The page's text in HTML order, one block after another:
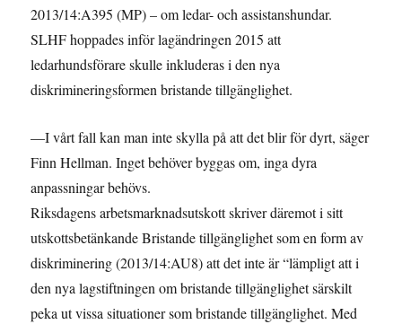
2013/14:A395 (MP) – om ledar- och assistanshundar.
SLHF hoppades inför lagändringen 2015 att
ledarhundsförare skulle inkluderas i den nya
diskrimineringsformen bristande tillgänglighet.
—I vårt fall kan man inte skylla på att det blir för dyrt, säger
Finn Hellman. Inget behöver byggas om, inga dyra
anpassningar behövs.
Riksdagens arbetsmarknadsutskott skriver däremot i sitt
utskottsbetänkande Bristande tillgänglighet som en form av
diskriminering (2013/14:AU8) att det inte är “lämpligt att i
den nya lagstiftningen om bristande tillgänglighet särskilt
peka ut vissa situationer som bristande tillgänglighet. Med